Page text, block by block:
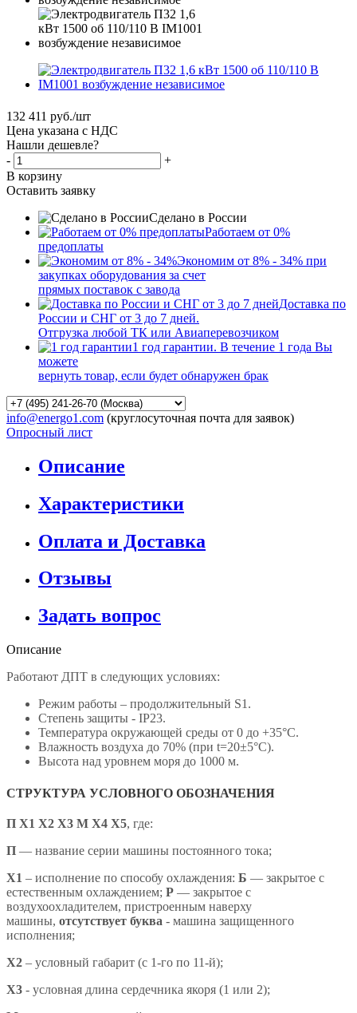
132 411 руб./шт
Цена указана с НДС
Нашли дешевле?
-
+
В корзину
Оставить заявку
Сделано в России
Работаем от 0%
предоплаты
Экономим от 8% - 34% при
закупках оборудования за счет
прямых поставок с завода
Доставка по
России и СНГ от 3 до 7 дней.
Отгрузка любой ТК или Авиаперевозчиком
1 год гарантии. В течение 1 года Вы
можете
вернуть товар, если будет обнаружен брак
info@energo1.com (круглосуточная почта для заявок)
Опросный лист
Описание
Характеристики
Оплата и Доставка
Отзывы
Задать вопрос
Описание
Работают ДПТ в следующих условиях:
Режим работы – продолжительный S1.
Степень защиты - IP23.
Температура окружающей среды от 0 до +35°С.
Влажность воздуха до 70% (при t=20±5°С).
Высота над уровнем моря до 1000 м.
СТРУКТУРА УСЛОВНОГО ОБОЗНАЧЕНИЯ
П Х1 Х2 Х3 М Х4 X5, где:
П — название серии машины постоянного тока;
X1 – исполнение по способу охлаждения: Б — закрытое с
естественным охлаждением; Р — закрытое с
воздухоохладителем, пристроенным наверху
машины, отсутствует буква - машина защищенного
исполнения;
X2 – условный габарит (с 1-го по 11-й);
X3 - условная длина сердечника якоря (1 или 2);